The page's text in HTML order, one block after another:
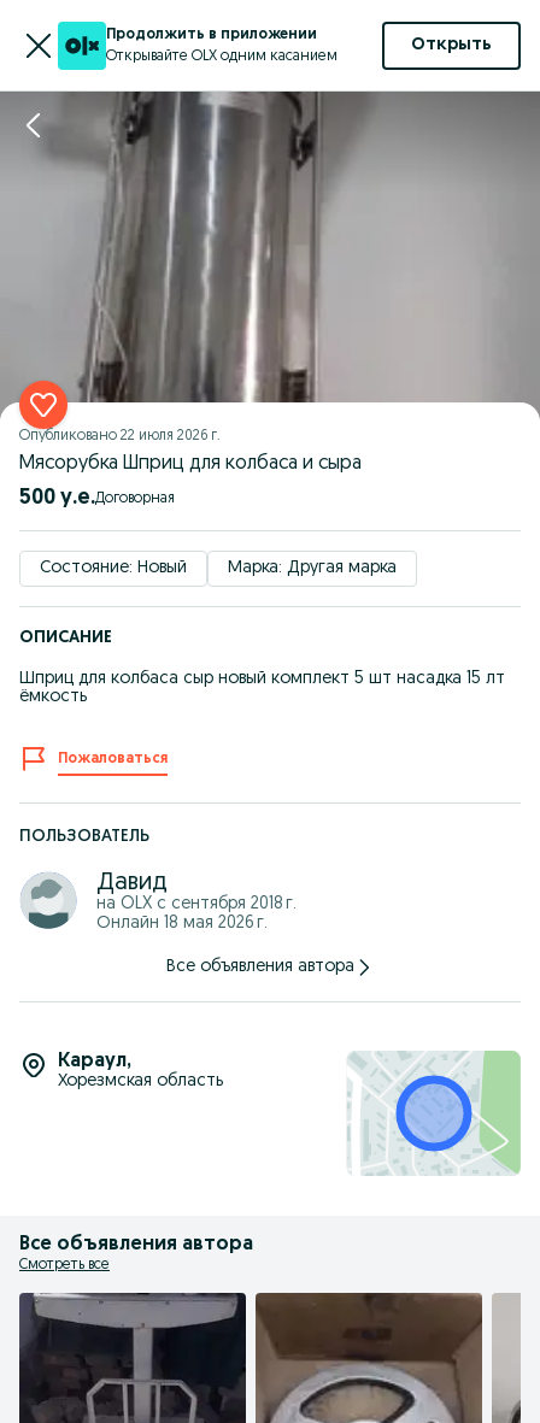
Продолжить в приложении
Открывайте OLX одним касанием
Открыть
Опубликовано 22 июля 2026 г.
Мясорубка Шприц для колбаса и сыра
500 у.е. Договорная
Состояние: Новый Марка: Другая марка
ОПИСАНИЕ
Шприц для колбаса сыр новый комплект 5 шт насадка 15 лт
ёмкость
Пожаловаться
ПОЛЬЗОВАТЕЛЬ
Давид
на OLX с сентября 2018 г.
Онлайн 18 мая 2026 г.
Все объявления автора
Караул,
Хорезмская область
Все объявления автора
Смотреть все